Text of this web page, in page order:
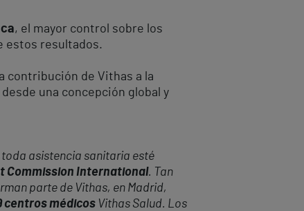
, el mayor control sobre los
estos resultados.
contribución de Vithas a la
desde una concepción global y
asistencia sanitaria esté
Commission International. Tan
parte de Vithas, en Madrid,
centros médicos Vithas Salud. Los